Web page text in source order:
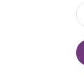
г. Минск,
Тел.:
Эл. почта: